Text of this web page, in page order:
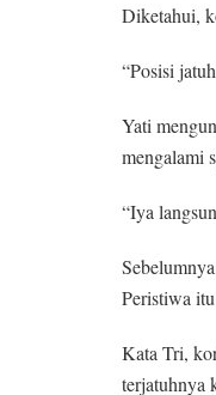
Diketahui,
“Posisi
Yati
mengalami
“Iya
Peristiwa
Kata Tri,
terjatuhnya